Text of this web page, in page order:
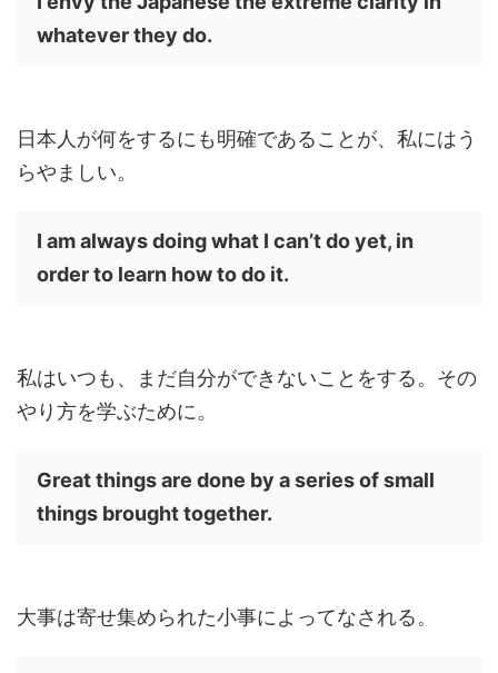
whatever they do.
日本人が何をするにも明確であることが、私にはう
らやましい。
I am always doing what I can’t do yet, in
order to learn how to do it.
私はいつも、まだ自分ができないことをする。その
やり方を学ぶために。
Great things are done by a series of small
things brought together.
大事は寄せ集められた小事によってなされる。